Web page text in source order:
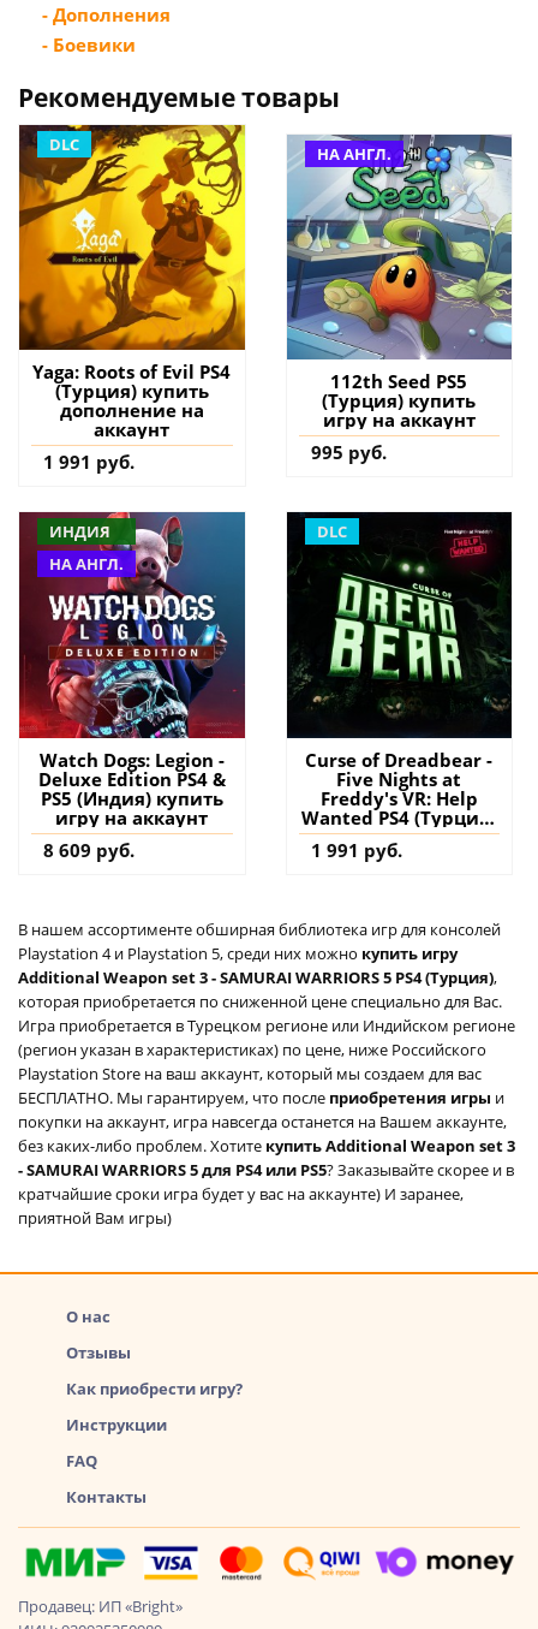
- Дополнения
- Боевики
Рекомендуемые товары
DLC
Yaga: Roots of Evil PS4
(Турция) купить
дополнение на
аккаунт
1 991 руб.
НА АНГЛ.
112th Seed PS5
(Турция) купить
игру на аккаунт
995 руб.
ИНДИЯ
НА АНГЛ.
Watch Dogs: Legion -
Deluxe Edition PS4 &
PS5 (Индия) купить
игру на аккаунт
8 609 руб.
DLC
Curse of Dreadbear -
Five Nights at
Freddy's VR: Help
Wanted PS4 (Турция)
купить дополнение
на аккаунт
1 991 руб.
В нашем ассортименте обширная библиотека игр для консолей
Playstation 4 и Playstation 5, среди них можно купить игру
Additional Weapon set 3 - SAMURAI WARRIORS 5 PS4 (Турция),
которая приобретается по сниженной цене специально для Вас.
Игра приобретается в Турецком регионе или Индийском регионе
(регион указан в характеристиках) по цене, ниже Российского
Playstation Store на ваш аккаунт, который мы создаем для вас
БЕСПЛАТНО. Мы гарантируем, что после приобретения игры и
покупки на аккаунт, игра навсегда останется на Вашем аккаунте,
без каких-либо проблем. Хотите купить Additional Weapon set 3
- SAMURAI WARRIORS 5 для PS4 или PS5? Заказывайте скорее и в
кратчайшие сроки игра будет у вас на аккаунте) И заранее,
приятной Вам игры)
О нас
Отзывы
Как приобрести игру?
Инструкции
FAQ
Контакты
Продавец: ИП «Bright»